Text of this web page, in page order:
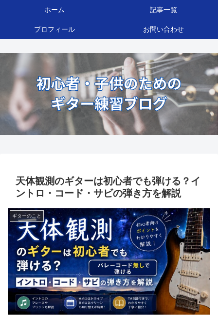
ホーム 記事一覧
プロフィール お問い合わせ
天体観測のギターは初心者でも弾ける？イ
ントロ・コード・サビの弾き方を解説
ギターのこと